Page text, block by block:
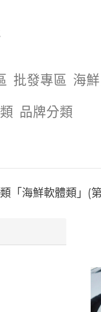
批發專區 海
品牌分類
「海鮮軟體類」(